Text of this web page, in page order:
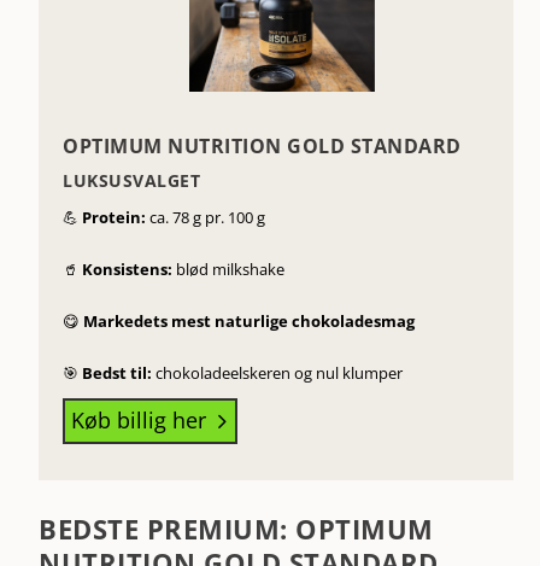
OPTIMUM NUTRITION GOLD STANDARD
LUKSUSVALGET
💪 Protein: ca. 78 g pr. 100 g
🥤 Konsistens: blød milkshake
😋 Markedets mest naturlige chokoladesmag
🎯 Bedst til: chokoladeelskeren og nul klumper
Køb billig her 5
BEDSTE PREMIUM: OPTIMUM